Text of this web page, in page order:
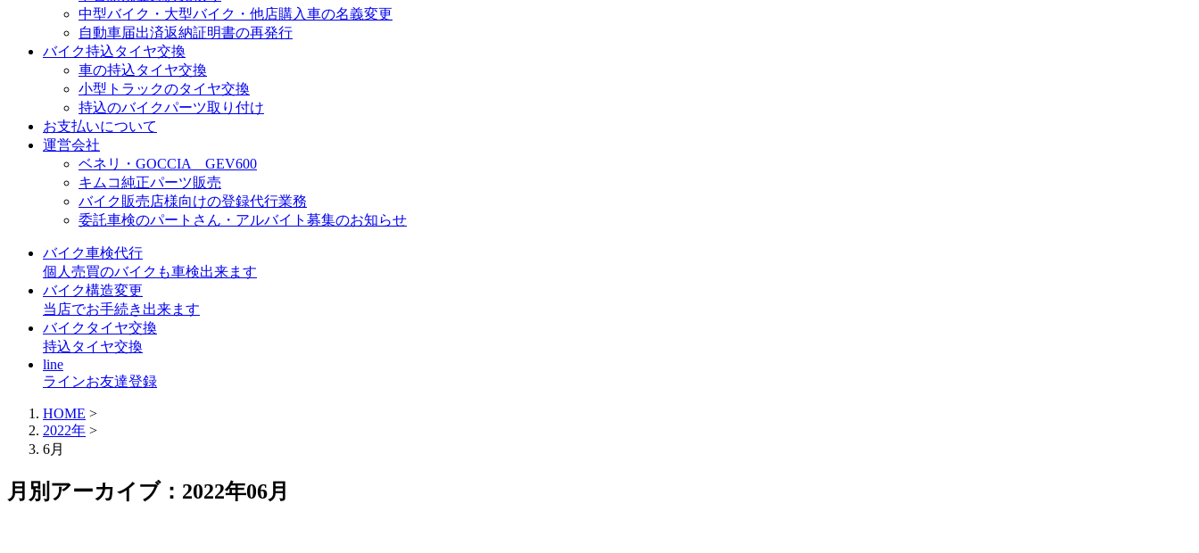
中型バイク・大型バイク・他店購入車の名義変更
自動車届出済返納証明書の再発行
バイク持込タイヤ交換
車の持込タイヤ交換
小型トラックのタイヤ交換
持込のバイクパーツ取り付け
お支払いについて
運営会社
ベネリ・GOCCIA GEV600
キムコ純正パーツ販売
バイク販売店様向けの登録代行業務
委託車検のパートさん・アルバイト募集のお知らせ
バイク車検代行
個人売買のバイクも車検出来ます
バイク構造変更
当店でお手続き出来ます
バイクタイヤ交換
持込タイヤ交換
line
ラインお友達登録
HOME >
2022年 >
6月
月別アーカイブ：2022年06月